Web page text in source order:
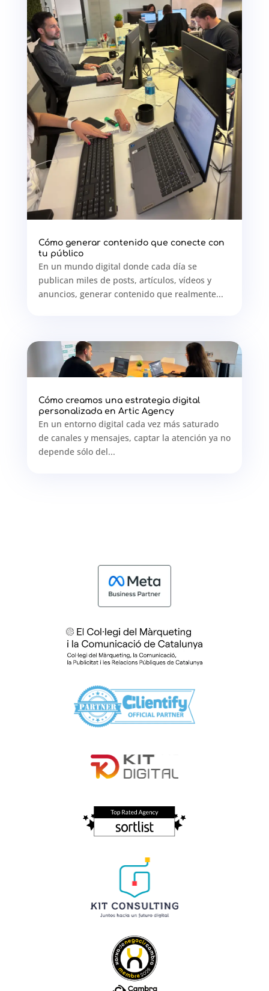
Cómo generar contenido que conecte con
tu público
En un mundo digital donde cada día se
publican miles de posts, artículos, vídeos y
anuncios, generar contenido que realmente...
Cómo creamos una estrategia digital
personalizada en Artic Agency
En un entorno digital cada vez más saturado
de canales y mensajes, captar la atención ya no
depende sólo del...